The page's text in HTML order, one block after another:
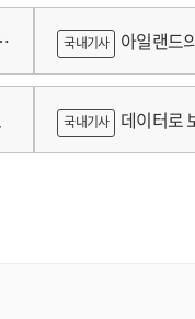
람
국내기사 아일랜드
틀랜드의 예술인
국내기사 데이터로